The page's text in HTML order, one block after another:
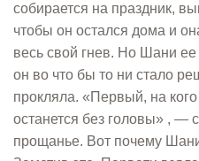
собирается на праздник,
чтобы он остался дома и
весь свой гнев. Но Шани ее
он во что бы то ни стало
прокляла. «Первый, на кого
останется без головы» , —
прощанье. Вот почему